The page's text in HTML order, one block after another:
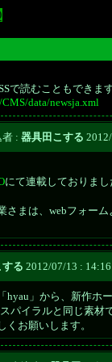
で読むこともできます
data/newsja.xml
者 : 器具田こする
にて連載しておりまし
さまは、webフォー
る 2012/07/13 : 14:16
hyau」から、新作
パイラルと同じ素材で
お願いします。